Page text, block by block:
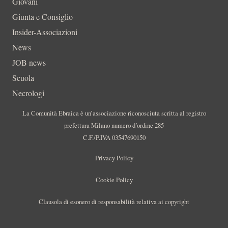
Giunta e Consiglio
Insider-Associazioni
News
JOB news
Scuola
Necrologi
La Comunità Ebraica è un’associazione riconosciuta scritta al registro
prefettura Milano numero d’ordine 285
C.F./P.IVA 03547690150
Privacy Policy
Cookie Policy
Clausola di esonero di responsabilità relativa ai copyright